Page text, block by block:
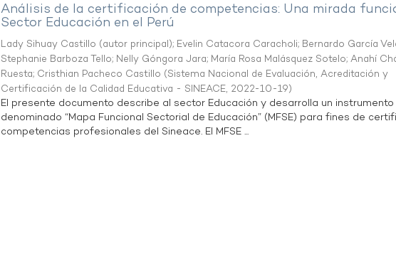
Análisis de la certificación de competencias: Una mirada
Sector Educación en el Perú
Lady Sihuay Castillo (autor principal); Evelin Catacora Caracholi; Bernardo García
Stephanie Barboza Tello; Nelly Góngora Jara; María Rosa Malásquez Sotelo;Anahí
Ruesta; Cristhian Pacheco Castillo (Sistema Nacional de Evaluación, Acreditación y
Certificación de la Calidad Educativa - SINEACE, 2022-10-19)
El presente documento describe al sector Educación y desarrolla un instrumento
denominado “Mapa Funcional Sectorial de Educación” (MFSE) para fines de
competencias profesionales del Sineace. El MFSE ...